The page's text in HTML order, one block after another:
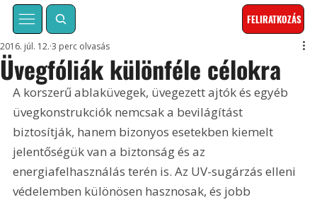
FELIRATKOZÁS
Üvegfóliák különféle célokra
2016. júl. 12. 3 perc olvasás
A korszerű ablaküvegek, üvegezett ajtók és egyéb
üvegkonstrukciók nemcsak a bevilágítást
biztosítják, hanem bizonyos esetekben kiemelt
jelentőségük van a biztonság és az
energiafelhasználás terén is. Az UV-sugárzás elleni
védelemben különösen hasznosak, és jobb